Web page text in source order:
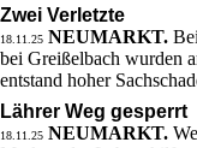
Zwei Verletzte
18.11.25 NEUMARKT.
bei Greißelbach wurden
entstand hoher
Lährer Weg gesperrt
18.11.25 NEUMARKT.